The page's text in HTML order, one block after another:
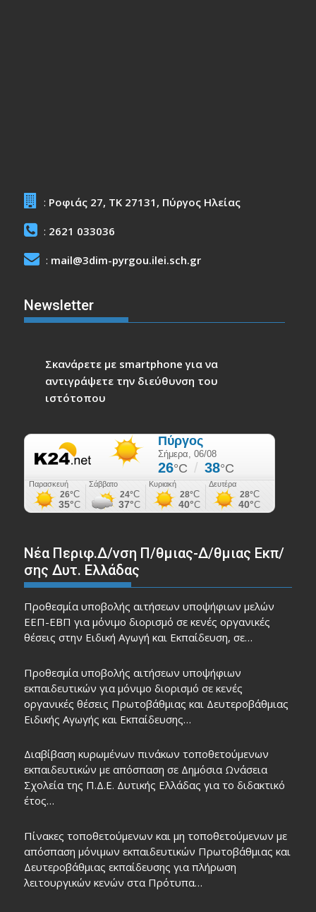
: Ροφιάς 27, ΤΚ 27131, Πύργος Ηλείας
: 2621 033036
: mail@3dim-pyrgou.ilei.sch.gr
Newsletter
Σκανάρετε με smartphone για να
αντιγράψετε την διεύθυνση του
ιστότοπου
Νέα Περιφ.Δ/νση Π/θμιας-Δ/θμιας Εκπ/
σης Δυτ. Ελλάδας
Προθεσμία υποβολής αιτήσεων υποψήφιων μελών
ΕΕΠ-ΕΒΠ για μόνιμο διορισμό σε κενές οργανικές
θέσεις στην Ειδική Αγωγή και Εκπαίδευση, σε…
Προθεσμία υποβολής αιτήσεων υποψήφιων
εκπαιδευτικών για μόνιμο διορισμό σε κενές
οργανικές θέσεις Πρωτοβάθμιας και Δευτεροβάθμιας
Ειδικής Αγωγής και Εκπαίδευσης…
Διαβίβαση κυρωμένων πινάκων τοποθετούμενων
εκπαιδευτικών με απόσπαση σε Δημόσια Ωνάσεια
Σχολεία της Π.Δ.Ε. Δυτικής Ελλάδας για το διδακτικό
έτος…
Πίνακες τοποθετούμενων και μη τοποθετούμενων με
απόσπαση μόνιμων εκπαιδευτικών Πρωτοβάθμιας και
Δευτεροβάθμιας εκπαίδευσης για πλήρωση
λειτουργικών κενών στα Πρότυπα…